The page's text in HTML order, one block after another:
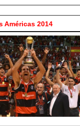
Américas 2014